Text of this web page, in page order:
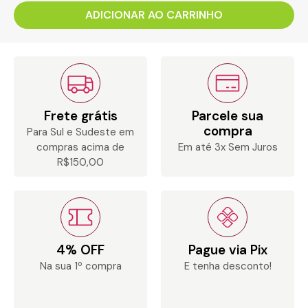
ADICIONAR AO CARRINHO
Frete grátis
Para Sul e Sudeste em
compras acima de
R$150,00
Parcele sua
compra
Em até 3x Sem Juros
4% OFF
Na sua 1º compra
Pague via Pix
E tenha desconto!